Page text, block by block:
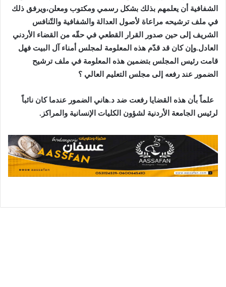
الشفافية أن يعلمهم بذلك بشكل رسمي ومكتوب ومعلن،ويرفق ذلك
في ملف ترشيحه مراعاة لأصول العدالة والشفافية والتّنافس
الشريف إلى حين صدور القرار القطعي في حقّه من القضاء الأردني
العادل.وإن كان قد قدّم هذه المعلومة لمجلس أمناء آل البيت فهل
قامت رئيس المجلس بتضمين هذه المعلومة في ملف ترشيح
الضمور عند رفعه إلى مجلس التعليم العالي ؟
علماً بأن هذه القضايا رفعت ضد د.هاني الضمور عندما كان نائباً
لرئيس الجامعة الأردنية لشؤون الكليات الإنسانية والمراكز.